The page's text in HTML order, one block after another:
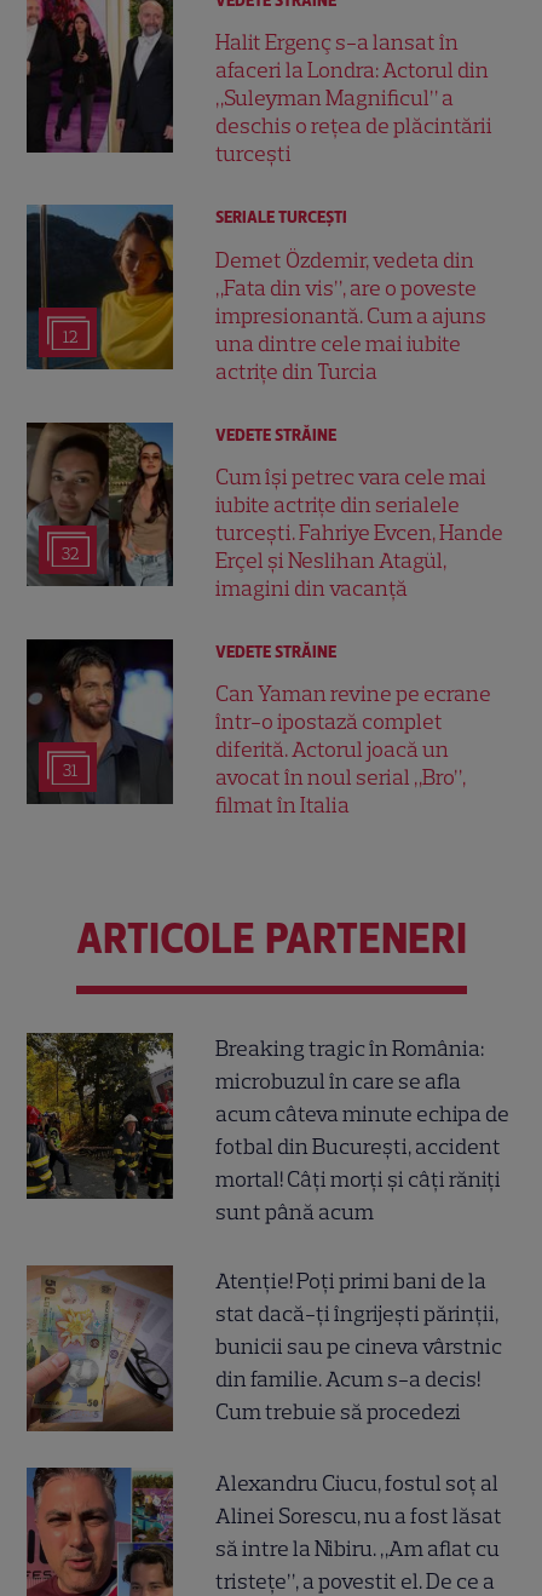
Halit Ergenç s-a lansat în
afaceri la Londra: Actorul din
„Suleyman Magnificul” a
deschis o rețea de plăcintării
turcești
12
SERIALE TURCEŞTI
Demet Özdemir, vedeta din
„Fata din vis”, are o poveste
impresionantă. Cum a ajuns
una dintre cele mai iubite
actrițe din Turcia
32
VEDETE STRĂINE
Cum își petrec vara cele mai
iubite actrițe din serialele
turcești. Fahriye Evcen, Hande
Erçel și Neslihan Atagül,
imagini din vacanță
31
VEDETE STRĂINE
Can Yaman revine pe ecrane
într-o ipostază complet
diferită. Actorul joacă un
avocat în noul serial „Bro”,
filmat în Italia
ARTICOLE PARTENERI
Breaking tragic în România:
microbuzul în care se afla
acum câteva minute echipa de
fotbal din București, accident
mortal! Câți morți și câți răniți
sunt până acum
Atenție! Poți primi bani de la
stat dacă-ți îngrijești părinții,
bunicii sau pe cineva vârstnic
din familie. Acum s-a decis!
Cum trebuie să procedezi
Alexandru Ciucu, fostul soț al
Alinei Sorescu, nu a fost lăsat
să intre la Nibiru. „Am aflat cu
tristețe”, a povestit el. De ce a